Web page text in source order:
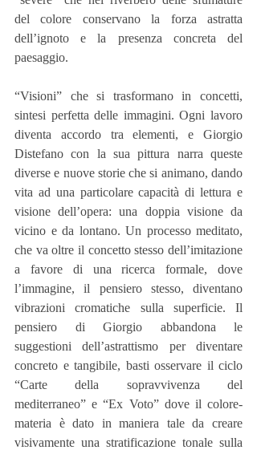
del colore conservano la forza astratta
dell’ignoto e la presenza concreta del
paesaggio.
“Visioni” che si trasformano in concetti,
sintesi perfetta delle immagini. Ogni lavoro
diventa accordo tra elementi, e Giorgio
Distefano con la sua pittura narra queste
diverse e nuove storie che si animano, dando
vita ad una particolare capacità di lettura e
visione dell’opera: una doppia visione da
vicino e da lontano. Un processo meditato,
che va oltre il concetto stesso dell’imitazione
a favore di una ricerca formale, dove
l’immagine, il pensiero stesso, diventano
vibrazioni cromatiche sulla superficie. Il
pensiero di Giorgio abbandona le
suggestioni dell’astrattismo per diventare
concreto e tangibile, basti osservare il ciclo
“Carte della sopravvivenza del
mediterraneo” e “Ex Voto” dove il colore-
materia è dato in maniera tale da creare
visivamente una stratificazione tonale sulla